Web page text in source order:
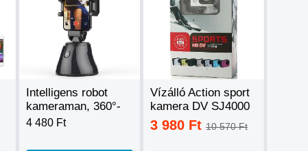
Intelligens robot
kameraman, 360°-
os mozgáskövető
4 480 Ft
Vízálló Action sport
kamera DV SJ4000
Full HD HDMI
H.264 Car DVR
3 980 Ft 10 570 Ft